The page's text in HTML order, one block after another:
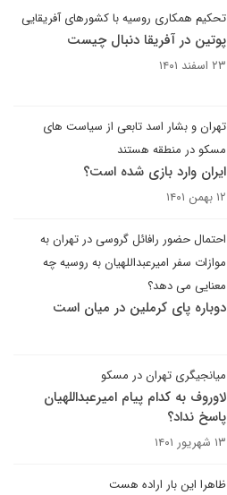
تحکیم همکاری روسیه با کشورهای آفریقایی
پوتین در آفریقا دنبال چیست
۲۳ اسفند ۱۴۰۱
تهران و بشار اسد تابعی از سیاست های
مسکو در منطقه هستند
ایران وارد بازی شده است؟
۱۲ بهمن ۱۴۰۱
احتمال حضور رافائل گروسی در تهران به
موازات سفر امیرعبداللهیان به روسیه چه
معنایی می دهد؟
دوباره پای کرملین در میان است
میانجیگری تهران در مسکو
لاوروف به کدام پیام امیرعبداللهیان
پاسخ نداد؟
۱۳ شهریور ۱۴۰۱
ظاهرا این بار اراده هست